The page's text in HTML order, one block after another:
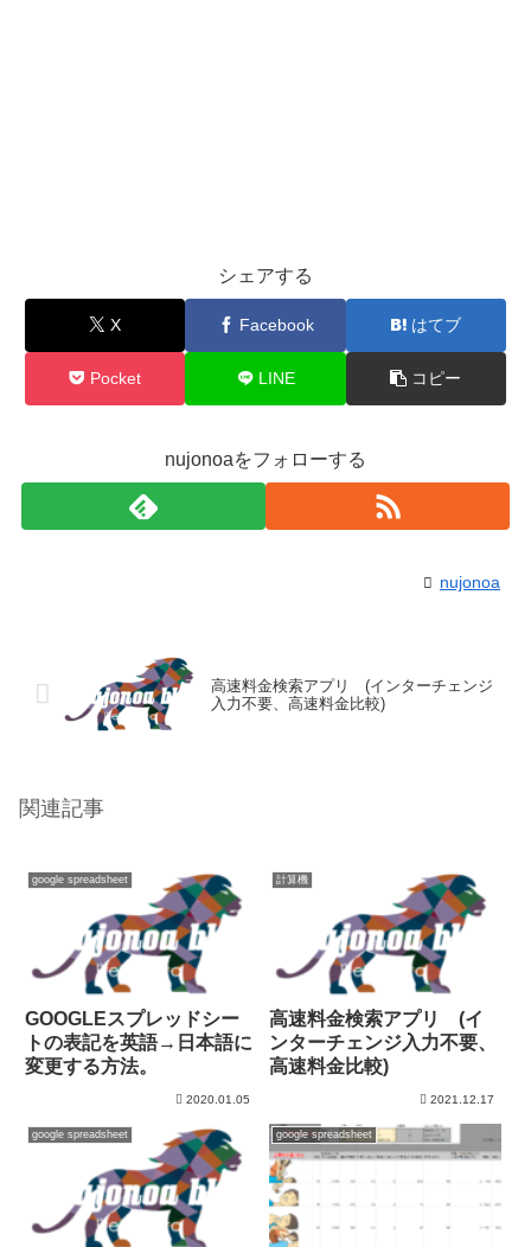
シェアする
X Facebook はてブ
Pocket LINE コピー
nujonoaをフォローする
nujonoa
高速料金検索アプリ (インターチェンジ
入力不要、高速料金比較)
関連記事
google spreadsheet
GOOGLEスプレッドシー
トの表記を英語→日本語に
変更する方法。
2020.01.05
計算機
高速料金検索アプリ (イ
ンターチェンジ入力不要、
高速料金比較)
2021.12.17
google spreadsheet google spreadsheet